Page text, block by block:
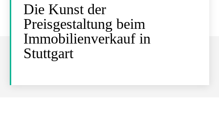
Die Kunst der
Preisgestaltung beim
Immobilienverkauf in
Stuttgart